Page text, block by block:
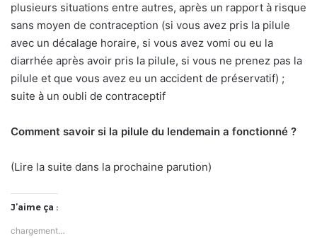
plusieurs situations entre autres, après un rapport à risque
sans moyen de contraception (si vous avez pris la pilule
avec un décalage horaire, si vous avez vomi ou eu la
diarrhée après avoir pris la pilule, si vous ne prenez pas la
pilule et que vous avez eu un accident de préservatif) ;
suite à un oubli de contraceptif
Comment savoir si la pilule du lendemain a fonctionné ?
(Lire la suite dans la prochaine parution)
J’aime ça :
chargement…